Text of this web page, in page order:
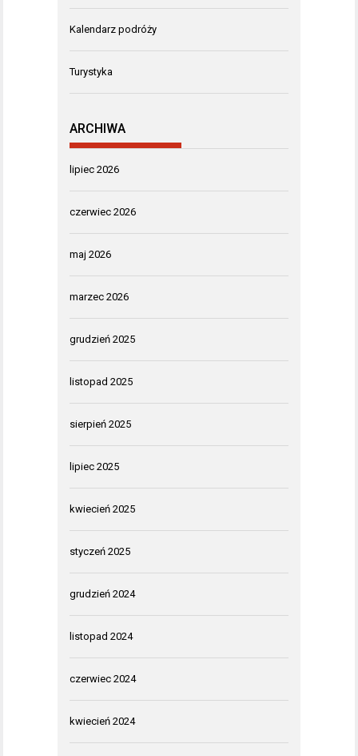
Kalendarz podróży
Turystyka
ARCHIWA
lipiec 2026
czerwiec 2026
maj 2026
marzec 2026
grudzień 2025
listopad 2025
sierpień 2025
lipiec 2025
kwiecień 2025
styczeń 2025
grudzień 2024
listopad 2024
czerwiec 2024
kwiecień 2024